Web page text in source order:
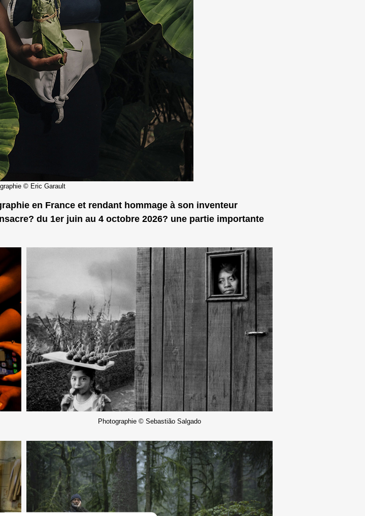
© Eric Garault
en France et rendant hommage à son inventeur
du 1er juin au 4 octobre 2026? une partie importante
Photographie © Sebastião Salgado